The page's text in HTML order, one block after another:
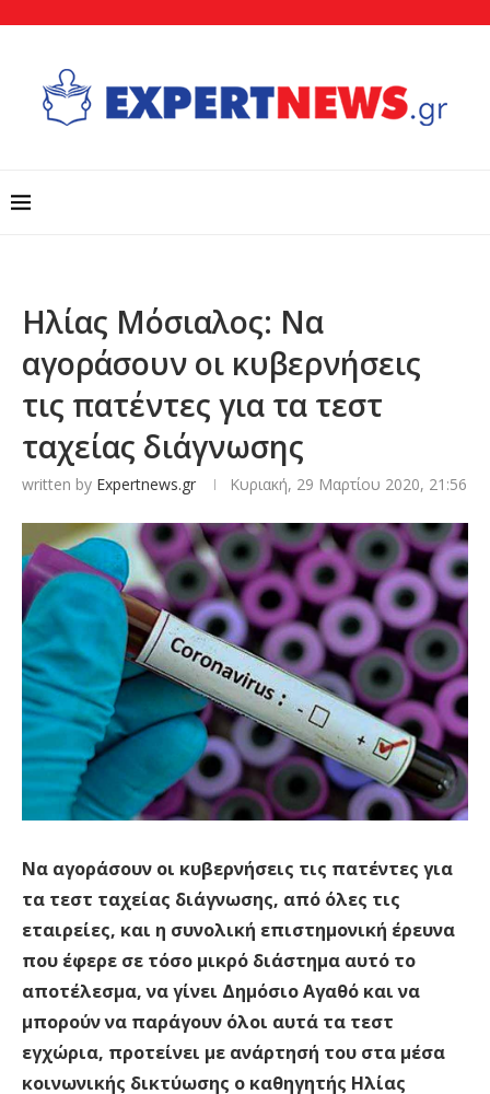
Ηλίας Μόσιαλος: Να
αγοράσουν οι κυβερνήσεις
τις πατέντες για τα τεστ
ταχείας διάγνωσης
written by Expertnews.gr Κυριακή, 29 Μαρτίου 2020, 21:56
Να αγοράσουν οι κυβερνήσεις τις πατέντες για
τα τεστ ταχείας διάγνωσης, από όλες τις
εταιρείες, και η συνολική επιστημονική έρευνα
που έφερε σε τόσο μικρό διάστημα αυτό το
αποτέλεσμα, να γίνει Δημόσιο Aγαθό και να
μπορούν να παράγουν όλοι αυτά τα τεστ
εγχώρια, προτείνει με ανάρτησή του στα μέσα
κοινωνικής δικτύωσης ο καθηγητής Ηλίας